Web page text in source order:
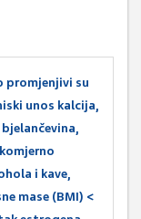
promjenjivi su
unos kalcija,
i kave,
mase (BMI) <